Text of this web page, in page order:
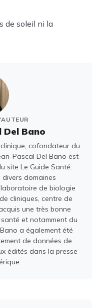
de soleil ni la
Del Bano
cofondateur du
Pascal Del Bano est
site Le Guide Santé.
domaines
de biologie
cliniques, centre de
une très bonne
et notamment du
a également été
de données de
édités dans la presse